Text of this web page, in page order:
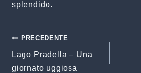
splendido.
Navigazione
articoli
PRECEDENTE
Lago Pradella – Una
giornato uggiosa